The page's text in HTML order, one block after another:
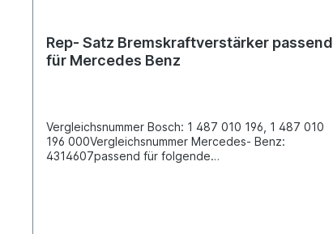
Rep- Satz Bremskraftverstärker passend
für Mercedes Benz
Vergleichsnummer Bosch: 1 487 010 196, 1 487 010
196 000Vergleichsnummer Mercedes- Benz:
4314607passend für folgende